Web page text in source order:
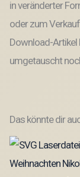
in veränderter
oder zum
Download-Artikel
umgetauscht
Das könnte dir